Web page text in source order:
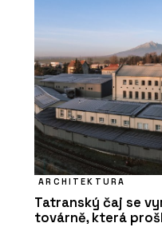
ARCHITEKTURA
Tatranský čaj se
továrně, která